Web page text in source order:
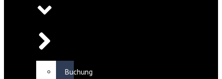
Buchung